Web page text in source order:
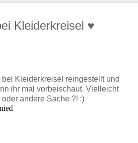
Kleiderkreisel ♥
bei Kleiderkreisel reingestellt und
ihr mal vorbeischaut. Vielleicht
andere Sache ?! :)